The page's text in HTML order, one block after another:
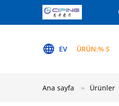
EV ÜRÜN:% S
Ana sayfa Ürünler